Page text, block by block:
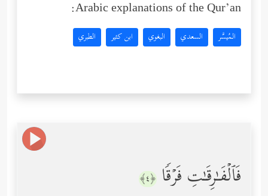
Arabic explanations of the Qur’an:
المُيسَّر السعدي البغوي ابن كثير الطبري
فَٱلۡفَـٰرِقَـٰتِ فَرۡقࣰا ﴿٤﴾